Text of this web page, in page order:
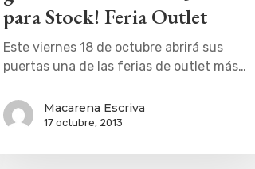
para Stock! Feria Outlet
Este viernes 18 de octubre abrirá sus
puertas una de las ferias de outlet más…
Macarena Escriva
17 octubre, 2013